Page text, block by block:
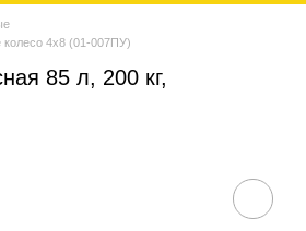
колесо 4х8 (01-007ПУ)
85 л, 200 кг,